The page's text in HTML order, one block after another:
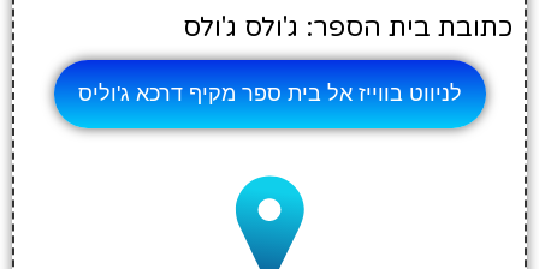
כתובת בית הספר: ג'ולס ג'ולס
לניווט בווייז אל בית ספר מקיף דרכא ג'וליס